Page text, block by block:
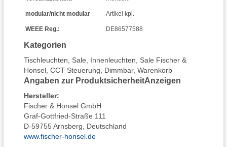
Kategorien
Tischleuchten, Sale, Innenleuchten, Sale Fischer &
Honsel, CCT Steuerung, Dimmbar, Warenkorb
Angaben zur ProduktsicherheitAnzeigen
Hersteller:
Fischer & Honsel GmbH
Graf-Gottfried-Straße 111
D-59755 Arnsberg, Deutschland
www.fischer-honsel.de
modular/nicht modular Artikel kpl.
WEEE Reg.: DE86577588